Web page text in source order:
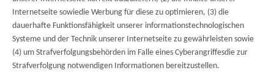
Internetseite sowiedie Werbung für diese zu optimieren, (3) die
dauerhafte Funktionsfähigkeit unserer informationstechnologischen
Systeme und der Technik unserer Internetseite zu gewährleisten sowie
(4) um Strafverfolgungsbehörden im Falle eines Cyberangriffesdie zur
Strafverfolgung notwendigen Informationen bereitzustellen.